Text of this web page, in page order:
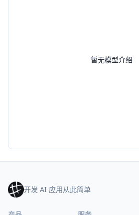
暂无模型介绍
开发 AI 应用从此简单